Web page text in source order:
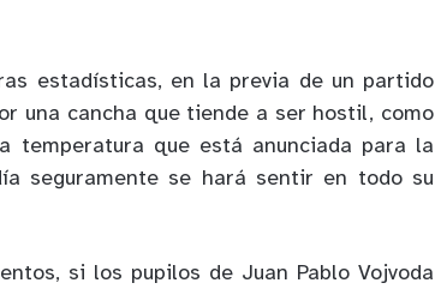
estadísticas, en la previa de un partido
una cancha que tiende a ser hostil, como
temperatura que está anunciada para la
seguramente se hará sentir en todo su
si los pupilos de Juan Pablo Vojvoda